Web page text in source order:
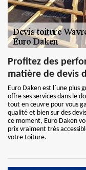
Profitez des
matière de devis
Euro Daken est l`une plus
offre ses services dans le
tout en œuvre pour vous
qualité et bien sur des
ce moment, Euro Daken
prix vraiment très
votre toiture.